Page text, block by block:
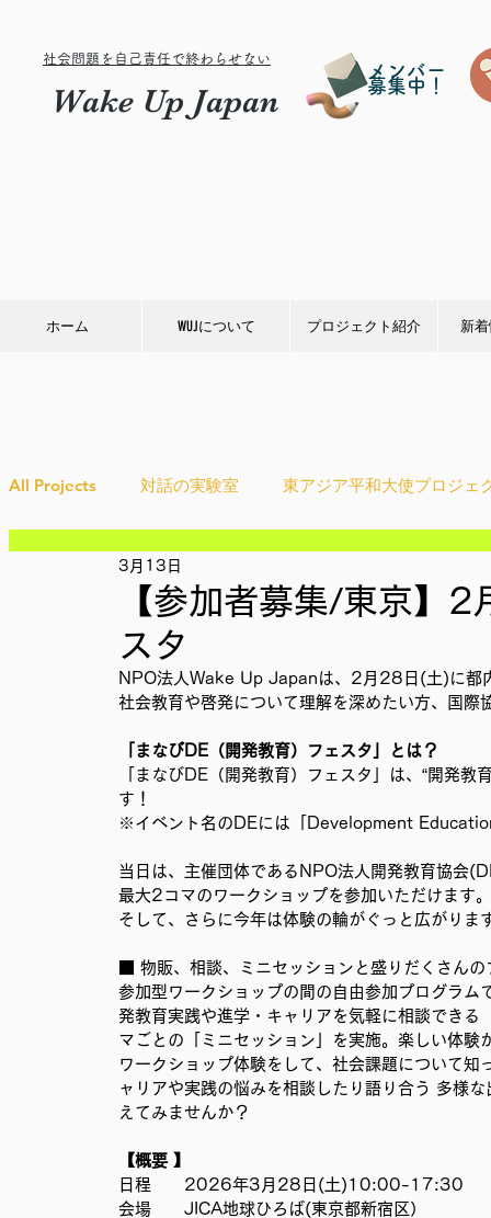
社会問題を自己責任で終わらせない
Wake Up Japan
メンバー
募集中！
ホーム WUJについて プロジェクト紹介 新
All Projects 対話の実験室 東アジア平和大使プロジェ
Ethical＆Sustainably
IMPACT Japan
かなさうちなー セルフケアプロジェクト
SDGカフェでふらっとアクション ことばのたまり場
国際会議 現地調査訪問 総会
移民難民と共に生きる社会を育むプロジェクト 事務
【参加者募集/東京】
スタ
3月13日
NPO法人Wake Up Japanは、2月28日(土)に都
社会教育や啓発について理解を深めたい方、国
「まなびDE（開発教育）フェスタ」とは？﻿
「まなびDE（開発教育）フェスタ」は、“開発
す！
※イベント名のDEには「Development
当日は、主催団体であるNPO法人開発教育協会
最大2コマのワークショップを参加いただけます。
そして、さらに今年は体験の輪がぐっと広がりま
■ 物販、相談、ミニセッションと盛りだくさん
参加型ワークショップの間の自由参加プログラ
発教育実践や進学・キャリアを気軽に相談でき
マごとの「ミニセッション」を実施。楽しい体
ワークショップ体験をして、社会課題について
ャリアや実践の悩みを相談したり語り合う 多様
えてみませんか？
【概要 】
日程　　2026年3月28日(土)10:00-17:30
会場　　JICA地球ひろば(東京都新宿区）